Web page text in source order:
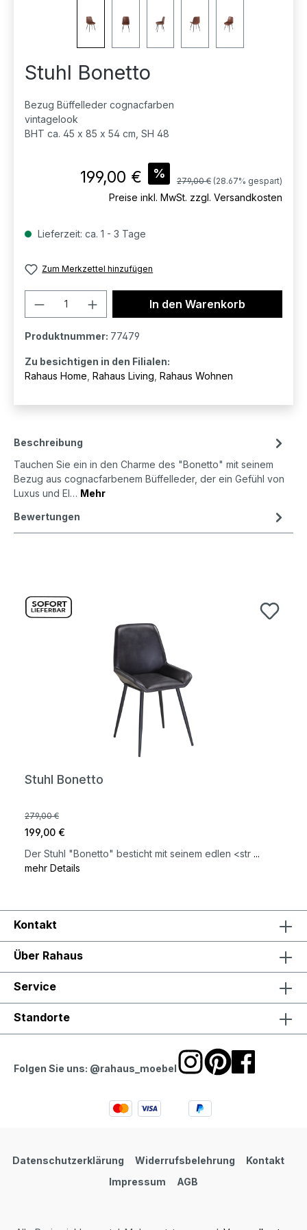
Stuhl Bonetto
Bezug Büffelleder cognacfarben
vintagelook
BHT ca. 45 x 85 x 54 cm, SH 48
Verkaufspreis:
199,00 € % Regulärer Preis:
279,00 € (28.67% gespart)
Preise inkl. MwSt. zzgl. Versandkosten
Lieferzeit: ca. 1 - 3 Tage
Zum Merkzettel hinzufügen
Produkt Anzahl: Gib den
In den Warenkorb
Produktnummer: 77479
Zu besichtigen in den Filialen:
Rahaus Home Rahaus Living Rahaus Wohnen
Beschreibung
Tauchen Sie ein in den Charme des "Bonetto" mit seinem
Bezug aus cognacfarbenem Büffelleder, der ein Gefühl von
Luxus und El… Mehr
Bewertungen
Stuhl Bonetto
279,00 €
199,00 €
Der Stuhl "Bonetto" besticht mit seinem edlen <str ...
mehr Details
Kontakt
Über Rahaus
Service
Standorte
Folgen Sie uns: @rahaus_moebel
Datenschutzerklärung Widerrufsbelehrung
Kontakt
Impressum
AGB